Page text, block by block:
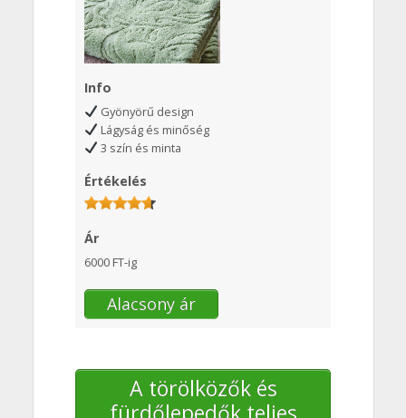
Info
Gyönyörű design
Lágyság és minőség
3 szín és minta
Értékelés
Ár
6000 FT-ig
Alacsony ár
A törölközők és
fürdőlepedők teljes